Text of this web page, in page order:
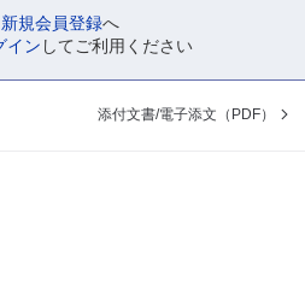
新規会員登録へ
イン してご利用ください
添付文書/電子添文（PDF）